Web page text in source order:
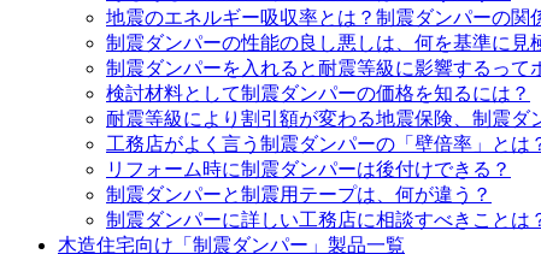
地震のエネルギー吸収率とは？制震ダンパーの関
制震ダンパーの性能の良し悪しは、何を基準に見
制震ダンパーを入れると耐震等級に影響するって
検討材料として制震ダンパーの価格を知るには？
耐震等級により割引額が変わる地震保険、制震ダ
工務店がよく言う制震ダンパーの「壁倍率」とは
リフォーム時に制震ダンパーは後付けできる？
制震ダンパーと制震用テープは、何が違う？
制震ダンパーに詳しい工務店に相談すべきことは
木造住宅向け「制震ダンパー」製品一覧